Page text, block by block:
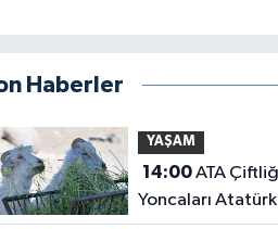
Haberler
YAŞAM
14:00ATA Çiftliği
Yoncaları Atatürk